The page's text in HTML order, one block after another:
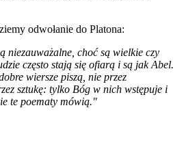
odwołanie do Platona:
niezauważalne, choć są wielkie czy
często stają się ofiarą i są jak Abel.
wiersze piszą, nie przez
sztukę: tylko Bóg w nich wstępuje i
te poematy mówią."